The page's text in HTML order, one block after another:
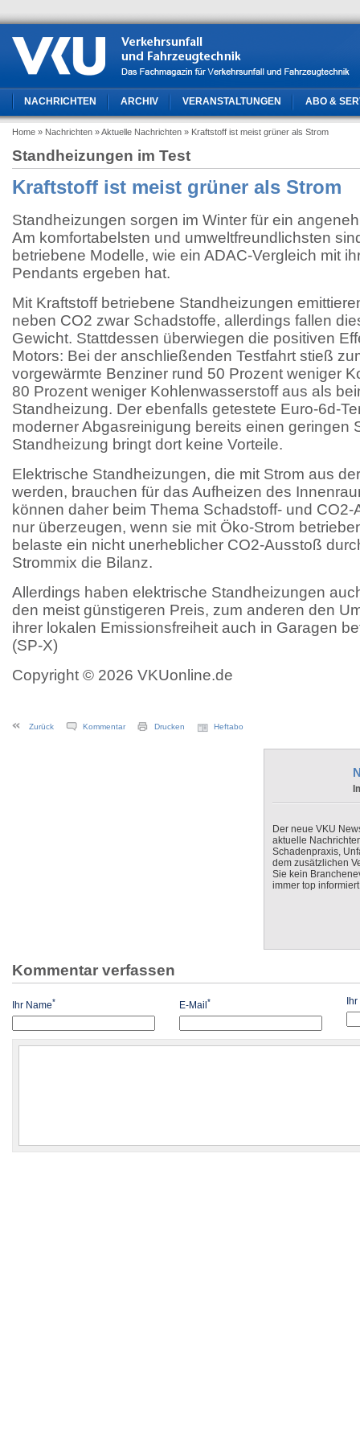
NACHRICHTEN ARCHIV VERANSTALTUNGEN ABO &
Home » Nachrichten » Aktuelle Nachrichten » Kraftstoff ist meist grüner als Strom
Standheizungen im Test
Kraftstoff ist meist grüner als Strom
Standheizungen sorgen im Winter für ein
Am komfortabelsten und umweltfreundlichsten
betriebene Modelle, wie ein ADAC-Vergleich mit
Pendants ergeben hat.
Mit Kraftstoff betriebene Standheizungen
neben CO2 zwar Schadstoffe, allerdings fallen
Gewicht. Stattdessen überwiegen die positiven
Motors: Bei der anschließenden Testfahrt stieß
vorgewärmte Benziner rund 50 Prozent weniger
80 Prozent weniger Kohlenwasserstoff aus als
Standheizung. Der ebenfalls getestete Euro-6d-
moderner Abgasreinigung bereits einen geringen
Standheizung bringt dort keine Vorteile.
Elektrische Standheizungen, die mit Strom aus
werden, brauchen für das Aufheizen des
können daher beim Thema Schadstoff- und
nur überzeugen, wenn sie mit Öko-Strom
belaste ein nicht unerheblicher CO2-Ausstoß
Strommix die Bilanz.
Allerdings haben elektrische Standheizungen
den meist günstigeren Preis, zum anderen den
ihrer lokalen Emissionsfreiheit auch in Garagen
(SP-X)
Copyright © 2026 VKUonline.de
Zurück Kommentar Drucken Heftabo
Der neue VKU
aktuelle
Schadenpraxis,
dem zusätzlichen
Sie kein
immer top
Kommentar verfassen
Ihr Name* E-Mail *